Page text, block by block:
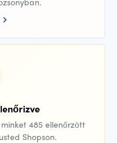
485 ellenőrzött
Shopson.